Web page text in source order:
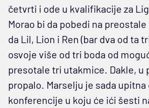
četvrti i ode u kvalifikacije za
Morao bi da pobedi na
da Lil, Lion i Ren (bar dva od ta
osvoje više od tri boda od
presotale tri utakmice. Dakle, u
propalo. Marselju je sada upitna
konferencije u koju će ići šesti